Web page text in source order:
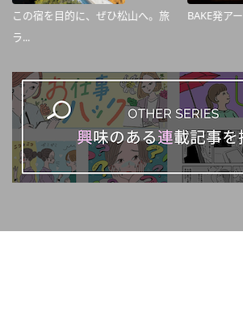
この宿を目的に、ぜひ松山へ。旅
ラ...
BAKE発ア